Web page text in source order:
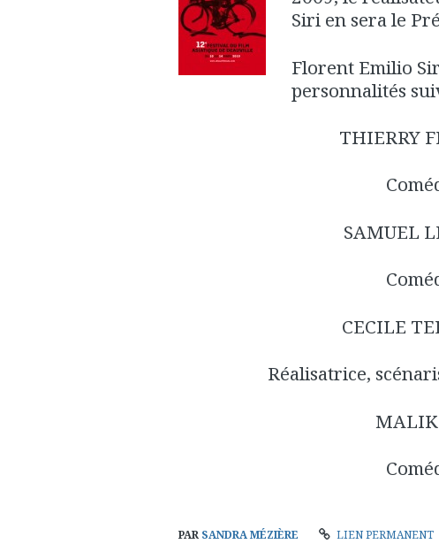
Siri en sera le
Florent Emilio
personnalités
THIERRY
SAMUEL
CECILE
Réalisatrice,
PAR SANDRA MÉZIÈRE LIEN PERMANENT